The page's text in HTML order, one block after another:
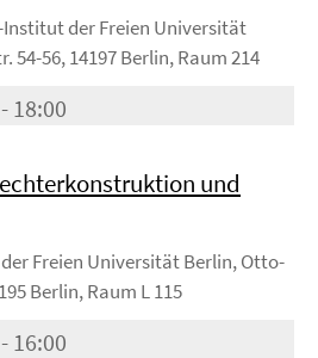
der Freien Universität
54-56, 14197 Berlin, Raum 214
18:00
und
Freien Universität Berlin, Otto-
Berlin, Raum L 115
16:00